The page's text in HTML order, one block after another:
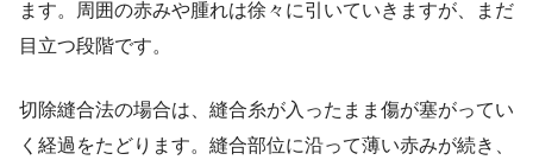
ます。周囲の赤みや腫れは徐々に引いていきますが、まだ
目立つ段階です。
切除縫合法の場合は、縫合糸が入ったまま傷が塞がってい
く経過をたどります。縫合部位に沿って薄い赤みが続き、